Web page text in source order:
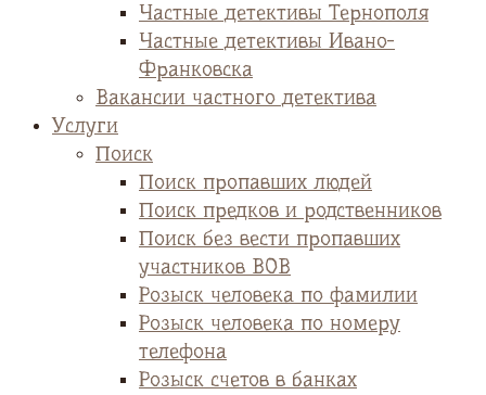
Частные детективы Тернополя
Частные детективы Ивано-
Франковска
Вакансии частного детектива
Услуги
Поиск
Поиск пропавших людей
Поиск предков и родственников
Поиск без вести пропавших
участников ВОВ
Розыск человека по фамилии
Розыск человека по номеру
телефона
Розыск счетов в банках